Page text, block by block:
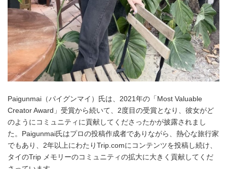
Paigunmai（パイグンマイ）氏は、2021年の「Most Valuable
Creator Award」受賞から続いて、2度目の受賞となり、彼女がど
のようにコミュニティに貢献してくださったかが披露されまし
た。Paigunmai氏はプロの投稿作成者でありながら、熱心な旅行家
でもあり、2年以上にわたりTrip.comにコンテンツを投稿し続け、
タイのTrip メモリーのコミュニティの拡大に大きく貢献してくだ